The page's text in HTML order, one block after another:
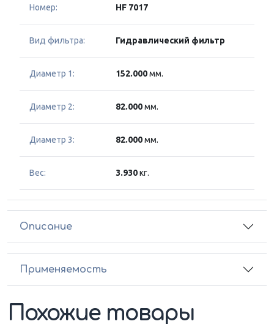
Номер: HF 7017
Вид фильтра: Гидравлический фильтр
Диаметр 1: 152.000мм.
Диаметр 2: 82.000мм.
Диаметр 3: 82.000мм.
Вес: 3.930кг.
Описание
Применяемость
Похожие товары